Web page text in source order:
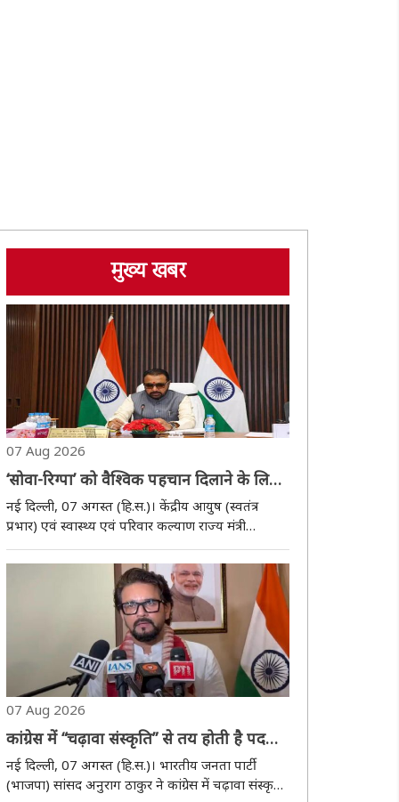
मुख्य खबर
07 Aug 2026
‘सोवा-रिग्पा’ को वैश्विक पहचान दिलाने के लिए
शोध और विस्तार पर होना चाहिए जोर- प्रतापराव
जाधव
नई दिल्ली, 07 अगस्त (हि.स.)। केंद्रीय आयुष (स्वतंत्र
प्रभार) एवं स्वास्थ्य एवं परिवार कल्याण राज्य मंत्री
प्रतापराव जाधव ने कहा कि पारंपरिक चिकित्सा प्रणाली
सोवा-रिग्पा को अब वैश्विक स्तर पर एक वैज्ञानिक और
साक्ष्य-आधारित स्वास्थ्य प्रणाली के ..
07 Aug 2026
कांग्रेस में “चढ़ावा संस्कृति” से तय होती है पद
और जिम्मेदारीः अनुराग ठाकुर
नई दिल्ली, 07 अगस्त (हि.स.)। भारतीय जनता पार्टी
(भाजपा) सांसद अनुराग ठाकुर ने कांग्रेस में चढ़ावा संस्कृति